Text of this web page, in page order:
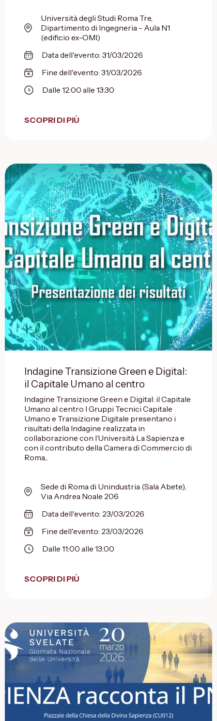
Università degli Studi Roma Tre,
Dipartimento di Ingegneria - Aula N1
(edificio ex-OMI)
Data dell'evento: 31/03/2026
Fine dell'evento: 31/03/2026
Dalle 12:00 alle 13:30
SCOPRI DI PIÙ
Indagine Transizione Green e Digital:
il Capitale Umano al centro
Indagine Transizione Green e Digital: il Capitale
Umano al centro I Gruppi Tecnici Capitale
Umano e Transizione Digitale presentano i
risultati della Indagine realizzata in
collaborazione con l’Università La Sapienza e
con il contributo della Camera di Commercio di
Roma...
Sede di Roma di Unindustria (Sala Abete),
Via Andrea Noale 206
Data dell'evento: 23/03/2026
Fine dell'evento: 23/03/2026
Dalle 11:00 alle 13:00
SCOPRI DI PIÙ